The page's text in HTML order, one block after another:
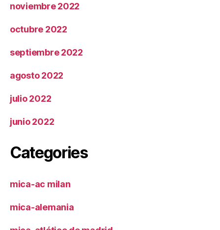
noviembre 2022
octubre 2022
septiembre 2022
agosto 2022
julio 2022
junio 2022
Categories
mica-ac milan
mica-alemania